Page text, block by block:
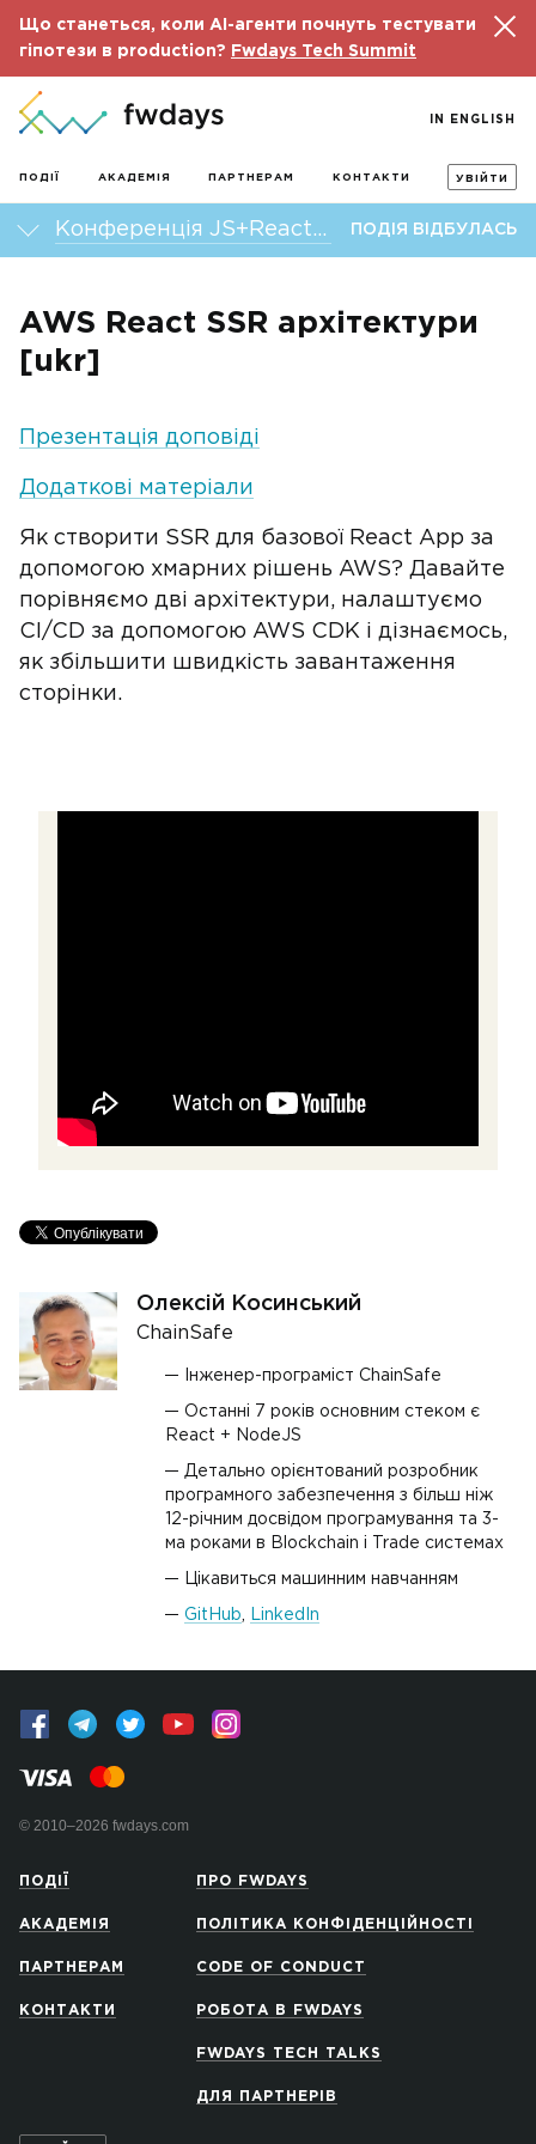
Що станеться, коли AI-агенти почнуть тестувати
гіпотези в production?
Fwdays Tech Summit
ПОДІЇ АКАДЕМІЯ ПАРТНЕРАМ КОНТАКТИ УВІЙТИ
IN ENGLISH
Конференція JS+React fwdays’22 ПОДІЯ ВІДБУЛАСЬ
AWS React SSR архітектури
[ukr]
Презентація доповіді
Додаткові матеріали
Як створити SSR для базової React App за
допомогою хмарних рішень AWS? Давайте
порівняємо дві архітектури, налаштуємо
CI/CD за допомогою AWS CDK і дізнаємось,
як збільшити швидкість завантаження
сторінки.
Олексій Косинський
ChainSafe
Інженер-програміст ChainSafe
Останні 7 років основним стеком є
React + NodeJS
Детально орієнтований розробник
програмного забезпечення з більш ніж
12-річним досвідом програмування та 3-
ма роками в Blockchain і Trade системах
Цікавиться машинним навчанням
GitHub LinkedIn
© 2010–2026 fwdays.com
ПОДІЇ
АКАДЕМІЯ
ПАРТНЕРАМ
КОНТАКТИ
ПРО FWDAYS
ПОЛІТИКА КОНФІДЕНЦІЙНОСТІ
CODE OF CONDUCT
РОБОТА В FWDAYS
FWDAYS TECH TALKS
ДЛЯ ПАРТНЕРІВ